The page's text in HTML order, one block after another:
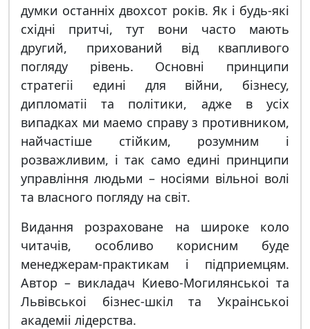
думки останнiх двохсот рокiв. Як i будь-якi
схiднi притчi, тут вони часто мають
другий, прихований вiд квапливого
погляду рiвень. Основнi принципи
стратегii единi для вiйни, бiзнесу,
дипломатii та полiтики, адже в усiх
випадках ми маемо справу з противником,
найчастiше стiйким, розумним i
розважливим, i так само единi принципи
управлiння людьми – носiями вiльноi волi
та власного погляду на свiт.
Видання розраховане на широке коло
читачiв, особливо корисним буде
менеджерам-практикам i пiдприемцям.
Автор – викладач Киево-Могилянськоi та
Львiвськоi бiзнес-шкiл та Украiнськоi
академii лiдерства.